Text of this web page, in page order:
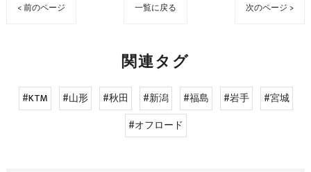
< 前のページ 一覧に戻る 次のページ >
関連タグ
#KTM #山形 #秋田 #新潟 #福島 #岩手
#宮城
#オフロード